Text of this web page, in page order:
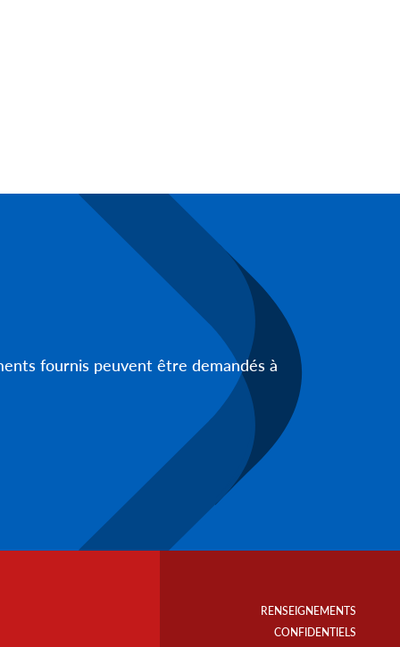
fournis peuvent être demandés à
RENSEIGNEMENTS
CONFIDENTIELS